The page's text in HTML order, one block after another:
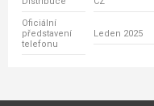
Oficiální
představení
telefonu
Leden 2025